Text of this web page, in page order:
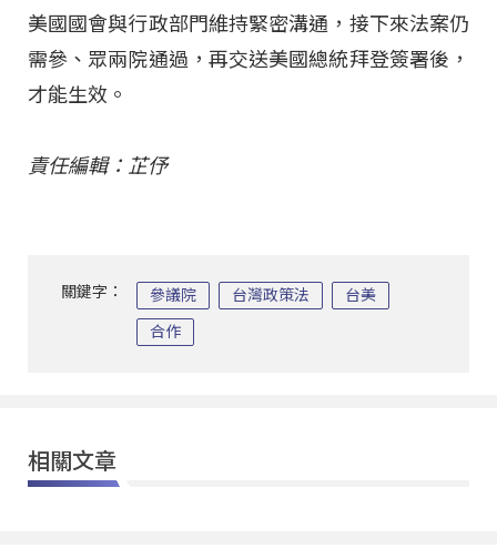
美國國會與行政部門維持緊密溝通，接下來法案仍
需參、眾兩院通過，再交送美國總統拜登簽署後，
才能生效。
責任編輯：芷伃
關鍵字： 參議院 台灣政策法 台美
合作
相關文章